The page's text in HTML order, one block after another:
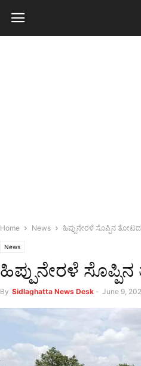
Home News ಹಿಪ್ಪುನೇರಳೆ ಸೊಪ್ಪಿನ
News
ಹಿಪ್ಪುನೇರಳೆ
By Sidlaghatta News Desk - June 9,